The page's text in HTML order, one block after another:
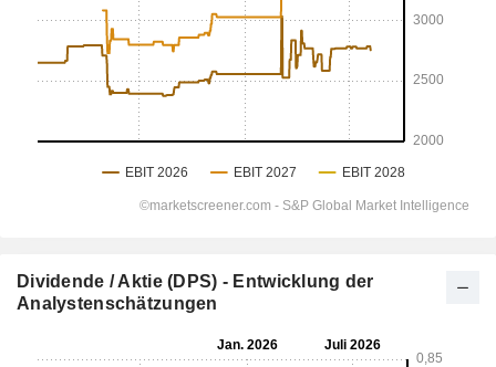
Dividende / Aktie (DPS) - Entwicklung der
Analystenschätzungen